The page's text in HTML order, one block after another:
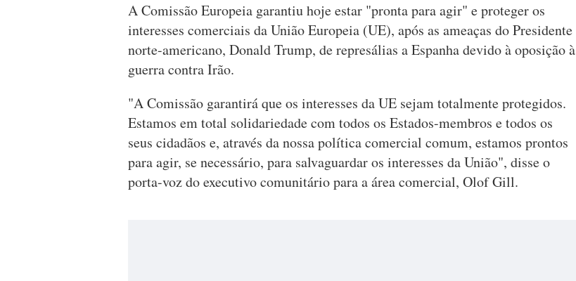
A Comissão Europeia garantiu hoje estar "pronta para agir" e proteger os
interesses comerciais da União Europeia (UE), após as ameaças do Presidente
norte-americano, Donald Trump, de represálias a Espanha devido à oposição à
guerra contra Irão.
"A Comissão garantirá que os interesses da UE sejam totalmente protegidos.
Estamos em total solidariedade com todos os Estados-membros e todos os
seus cidadãos e, através da nossa política comercial comum, estamos prontos
para agir, se necessário, para salvaguardar os interesses da União", disse o
porta-voz do executivo comunitário para a área comercial, Olof Gill.